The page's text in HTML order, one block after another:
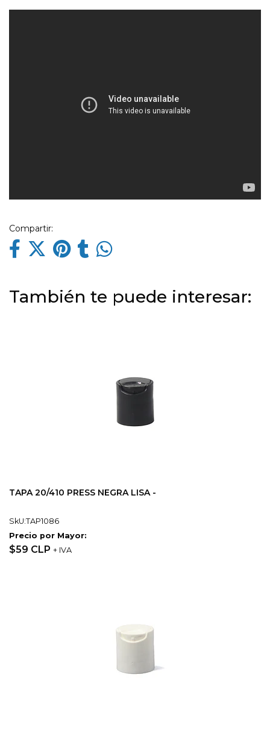
Compartir:
También te puede interesar:
TAPA 20/410 PRESS NEGRA LISA -
SkU:TAP1086
Precio por Mayor:
$59 CLP + IVA